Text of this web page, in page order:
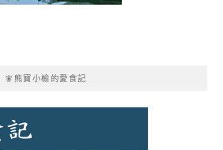
🧚熊寶小榆的愛食記